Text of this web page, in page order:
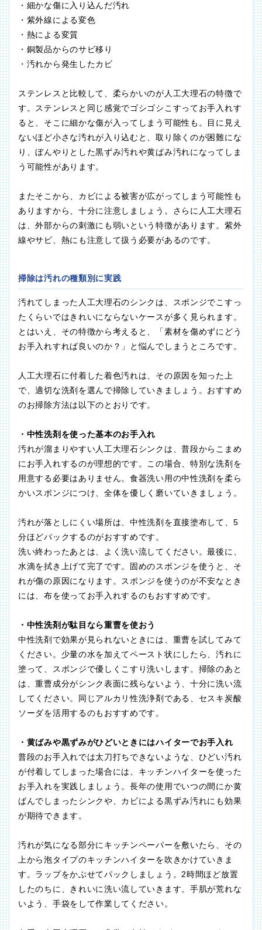
・細かな傷に入り込んだ汚れ
・紫外線による変色
・熱による変質
・銅製品からのサビ移り
・汚れから発生したカビ
ステンレスと比較して、柔らかいのが人工大理石の特徴で
す。ステンレスと同じ感覚でゴシゴシこすってお手入れす
ると、そこに細かな傷が入ってしまう可能性も。目に見え
ないほど小さな汚れが入り込むと、取り除くのが困難にな
り、ぼんやりとした黒ずみ汚れや黄ばみ汚れになってしま
う可能性があります。
またそこから、カビによる被害が広がってしまう可能性も
ありますから、十分に注意しましょう。さらに人工大理石
は、外部からの刺激にも弱いという特徴があります。紫外
線やサビ、熱にも注意して扱う必要があるのです。
掃除は汚れの種類別に実践
汚れてしまった人工大理石のシンクは、スポンジでこすっ
たくらいではきれいにならないケースが多く見られます。
とはいえ、その特徴から考えると、「素材を傷めずにどう
お手入れすれば良いのか？」と悩んでしまうところです。
人工大理石に付着した着色汚れは、その原因を知った上
で、適切な洗剤を選んで掃除していきましょう。おすすめ
のお掃除方法は以下のとおりです。
・中性洗剤を使った基本のお手入れ
汚れが溜まりやすい人工大理石シンクは、普段からこまめ
にお手入れするのが理想的です。この場合、特別な洗剤を
用意する必要はありません。食器洗い用の中性洗剤を柔ら
かいスポンジにつけ、全体を優しく磨いていきましょう。
汚れが落としにくい場所は、中性洗剤を直接塗布して、5
分ほどパックするのがおすすめです。
洗い終わったあとは、よく洗い流してください。最後に、
水滴を拭き上げて完了です。固めのスポンジを使うと、そ
れが傷の原因になります。スポンジを使うのが不安なとき
には、布を使ってお手入れするのもおすすめです。
・中性洗剤が駄目なら重曹を使おう
中性洗剤で効果が見られないときには、重曹を試してみて
ください。少量の水を加えてペースト状にしたら、汚れに
塗って、スポンジで優しくこすり洗いします。掃除のあと
は、重曹成分がシンク表面に残らないよう、十分に洗い流
してください。同じアルカリ性洗浄剤である、セスキ炭酸
ソーダを活用するのもおすすめです。
・黄ばみや黒ずみがひどいときにはハイターでお手入れ
普段のお手入れでは太刀打ちできないような、ひどい汚れ
が付着してしまった場合には、キッチンハイターを使った
お手入れを実践しましょう。長年の使用でいつの間にか黄
ばんでしまったシンクや、カビによる黒ずみ汚れにも効果
が期待できます。
汚れが気になる部分にキッチンペーパーを敷いたら、その
上から泡タイプのキッチンハイターを吹きかけていきま
す。ラップをかぶせてパックしましょう。2時間ほど放置
したのちに、きれいに洗い流していきます。手肌が荒れな
いよう、手袋をして作業してください。